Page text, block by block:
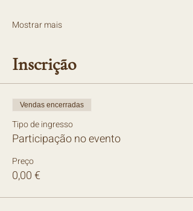
Mostrar mais
Inscrição
Vendas encerradas
Tipo de ingresso
Participação no evento
Preço
0,00 €